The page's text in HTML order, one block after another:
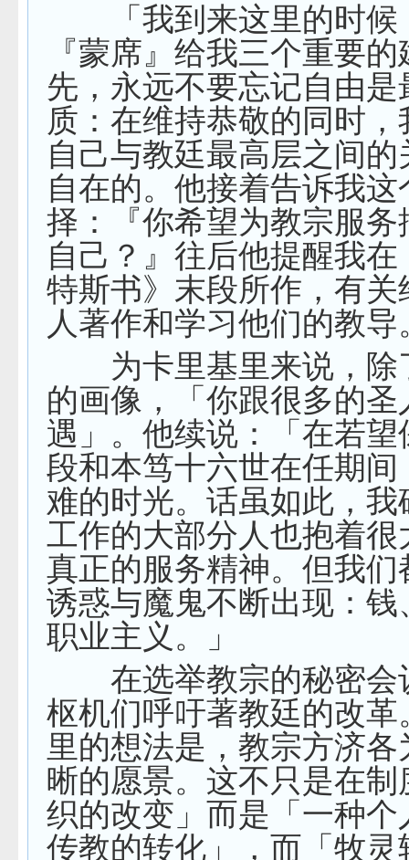
「我到来这里的时候
『蒙席』给我三个重要
先，永远不要忘记自由是
质：在维持恭敬的同时
自己与教廷最高层之间
自在的。他接着告诉我
择：『你希望为教宗服务
自己？』往后他提醒我
特斯书》末段所作，有关
人著作和学习他们的教导
为卡里基里来说，除
的画像，「你跟很多的圣
遇」。他续说：「在若望
段和本笃十六世在任期间
难的时光。话虽如此，我
工作的大部分人也抱着很
真正的服务精神。但我们
诱惑与魔鬼不断出现：钱
职业主义。」
在选举教宗的秘密会
枢机们呼吁著教廷的改革
里的想法是，教宗方济
晰的愿景。这不只是在制
织的改变」而是「一种个
传教的转化」，而「牧灵